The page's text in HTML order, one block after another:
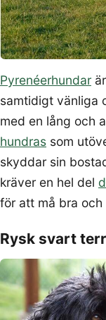
Pyrenéerhundar
samtidigt vänliga
med en lång och
hundras som
skyddar sin
kräver en hel del
för att må bra
Rysk svart